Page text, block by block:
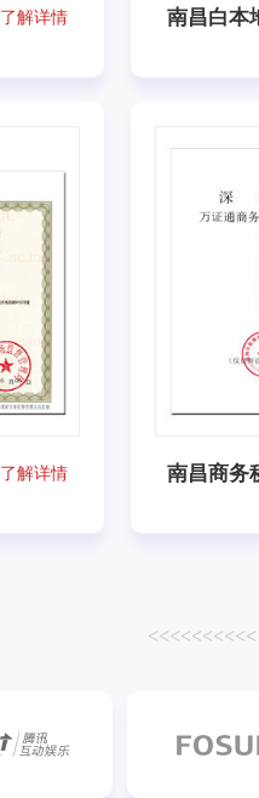
了解详情 南昌白本
了解详情 南昌商务
<<<<<<<<<<